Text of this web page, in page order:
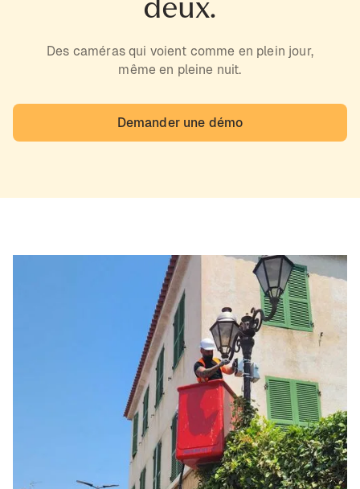
Des caméras qui voient comme en plein jour,
même en pleine nuit.
Demander une démo